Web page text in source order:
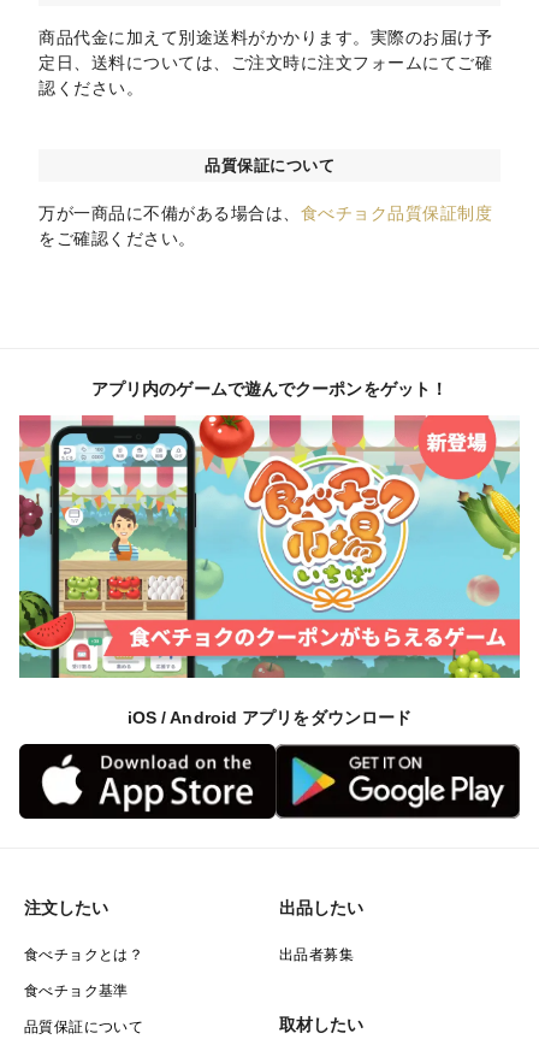
商品代金に加えて別途送料がかかります。実際のお届け予
定日、送料については、ご注文時に注文フォームにてご確
認ください。
品質保証について
万が一商品に不備がある場合は、 食べチョク品質保証制度
をご確認ください。
アプリ内のゲームで遊んでクーポンをゲット！
iOS / Android アプリをダウンロード
注文したい
食べチョクとは？
食べチョク基準
品質保証について
出品したい
出品者募集
取材したい